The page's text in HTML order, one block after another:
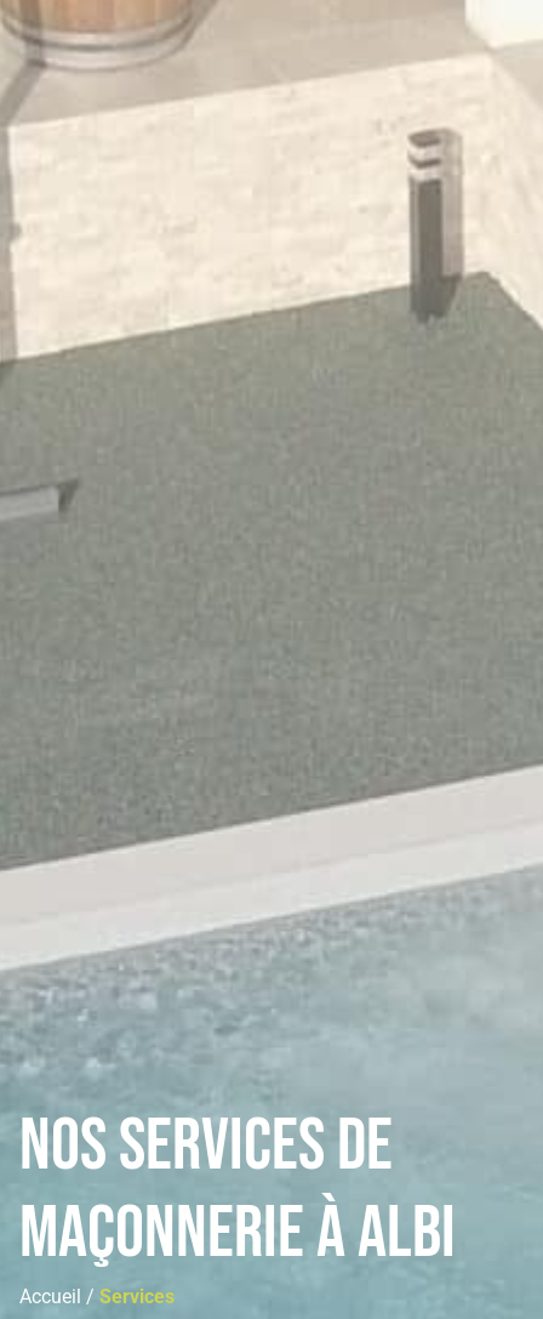
Nos services de
maçonnerie à Albi
Accueil / Services